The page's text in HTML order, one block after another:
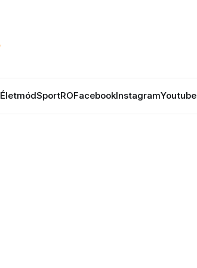
ÉletmódSportROFacebookInstagramYoutube